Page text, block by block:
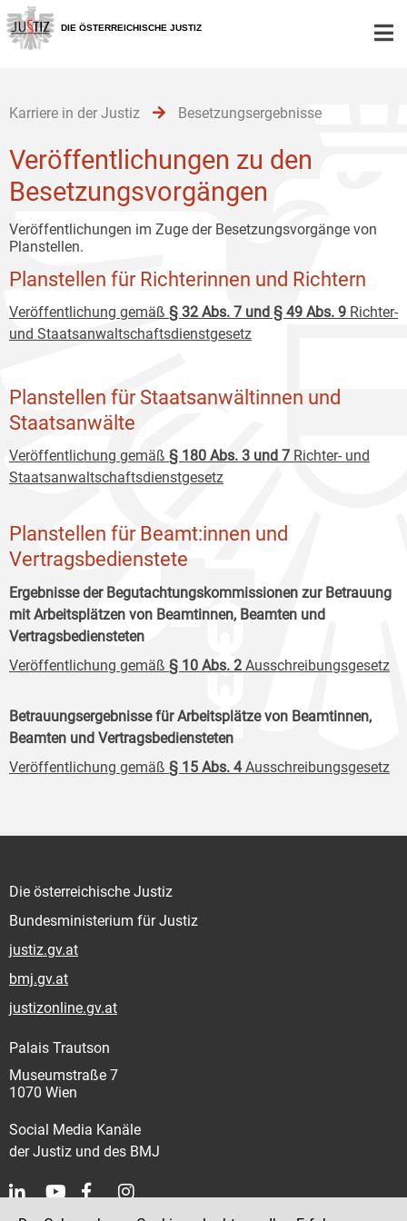
Zur
Hauptnavigation
[1]
Zum
Inhalt
[2]
Zum
Untermenü
[3]
DIE ÖSTERREICHISCHE JUSTIZ
Karriere in der Justiz Besetzungsergebnisse
Veröffentlichungen zu den
Besetzungsvorgängen
Veröffentlichungen im Zuge der Besetzungsvorgänge von
Planstellen.
Planstellen für Richterinnen und Richtern
Veröffentlichung gemäß § 32 Abs. 7 und § 49 Abs. 9 Richter-
und Staatsanwaltschaftsdienstgesetz
Planstellen für Staatsanwältinnen und
Staatsanwälte
Veröffentlichung gemäß § 180 Abs. 3 und 7 Richter- und
Staatsanwaltschaftsdienstgesetz
Planstellen für Beamt:innen und
Vertragsbedienstete
Ergebnisse der Begutachtungskommissionen zur Betrauung
mit Arbeitsplätzen von Beamtinnen, Beamten und
Vertragsbediensteten
Veröffentlichung gemäß § 10 Abs. 2 Ausschreibungsgesetz
Betrauungsergebnisse für Arbeitsplätze von Beamtinnen,
Beamten und Vertragsbediensteten
Veröffentlichung gemäß § 15 Abs. 4Ausschreibungsgesetz
Die österreichische Justiz
Bundesministerium für Justiz
justiz.gv.at
bmj.gv.at
justizonline.gv.at
Palais Trautson
Museumstraße 7
1070 Wien
Social Media Kanäle
der Justiz und des BMJ